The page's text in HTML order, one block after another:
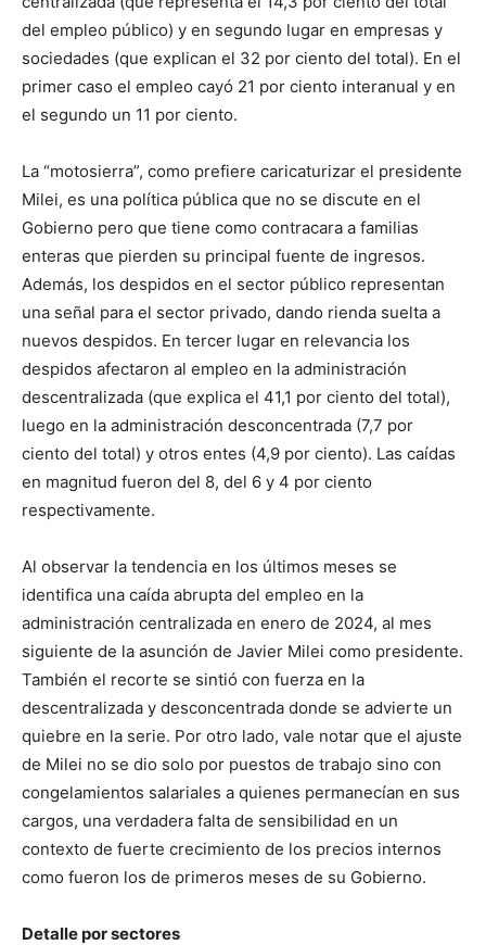
del empleo público) y en segundo lugar en empresas y
sociedades (que explican el 32 por ciento del total). En el
primer caso el empleo cayó 21 por ciento interanual y en
el segundo un 11 por ciento.
La “motosierra”, como prefiere caricaturizar el presidente
Milei, es una política pública que no se discute en el
Gobierno pero que tiene como contracara a familias
enteras que pierden su principal fuente de ingresos.
Además, los despidos en el sector público representan
una señal para el sector privado, dando rienda suelta a
nuevos despidos. En tercer lugar en relevancia los
despidos afectaron al empleo en la administración
descentralizada (que explica el 41,1 por ciento del total),
luego en la administración desconcentrada (7,7 por
ciento del total) y otros entes (4,9 por ciento). Las caídas
en magnitud fueron del 8, del 6 y 4 por ciento
respectivamente.
Al observar la tendencia en los últimos meses se
identifica una caída abrupta del empleo en la
administración centralizada en enero de 2024, al mes
siguiente de la asunción de Javier Milei como presidente.
También el recorte se sintió con fuerza en la
descentralizada y desconcentrada donde se advierte un
quiebre en la serie. Por otro lado, vale notar que el ajuste
de Milei no se dio solo por puestos de trabajo sino con
congelamientos salariales a quienes permanecían en sus
cargos, una verdadera falta de sensibilidad en un
contexto de fuerte crecimiento de los precios internos
como fueron los de primeros meses de su Gobierno.
Detalle por sectores